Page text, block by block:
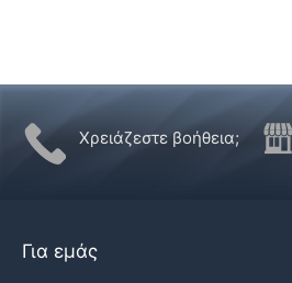
Χρειάζεστε βοήθεια;
Για εμάς